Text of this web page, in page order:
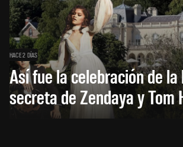
HACE 2 DÍAS
Así fue la celebración de la
secreta de Zendaya y Tom